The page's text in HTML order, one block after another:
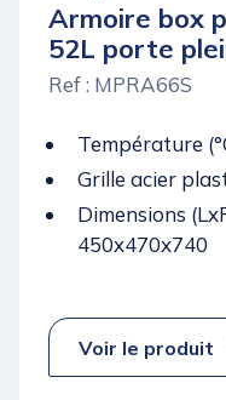
Armoire box
52L porte
Ref : MPRA66S
Température
Grille acier
Dimensions
450x470x740
Voir le produit